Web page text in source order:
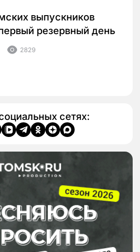
выпускников
резервный день
2829
сетях: